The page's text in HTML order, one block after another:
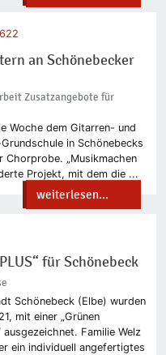
an Schönebecker
Zusatzangebote für
Woche dem Gitarren- und
in Schönebecks
„Musikmachen
Projekt, mit dem die ...
weiterlesen...
für Schönebeck
Schönebeck (Elbe) wurden
mit einer „Grünen
ausgezeichnet. Familie Welz
ein individuell angefertigtes